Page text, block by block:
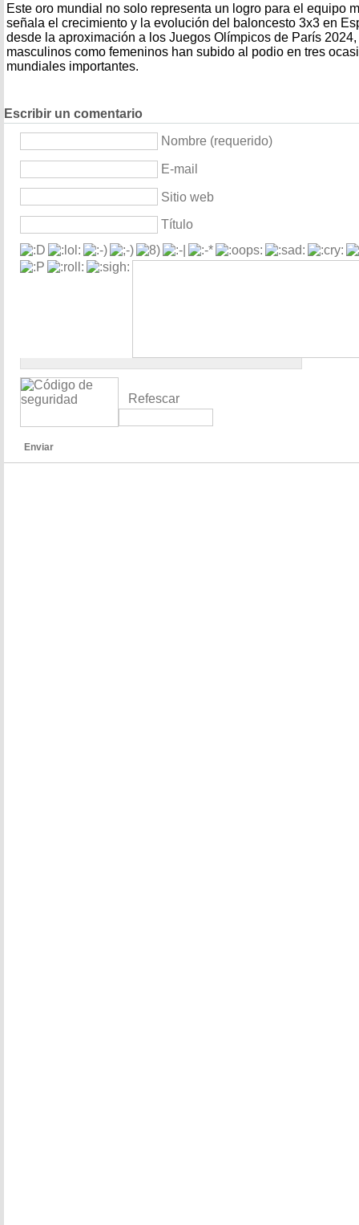
Este oro mundial no solo representa un logro para el equipo
señala el crecimiento y la evolución del baloncesto 3x3 en
desde la aproximación a los Juegos Olímpicos de París
masculinos como femeninos han subido al podio en tres
mundiales importantes.
Escribir un comentario
Nombre (requerido)
E-mail
Sitio web
Título
Refescar
Enviar